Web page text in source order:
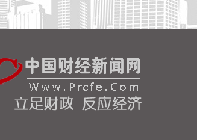
2025年获战略投资超百亿，聚变新
元，2026年，星环聚能、星能玄光
国海油获悉，全球首座16兆瓦张力
海油安澜号”成功接入陆丰油田